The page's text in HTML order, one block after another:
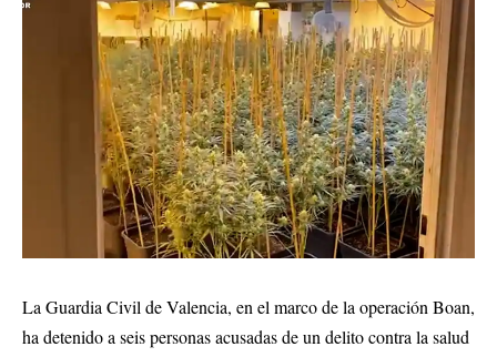
La Guardia Civil de Valencia, en el marco de la operación Boan,
ha detenido a seis personas acusadas de un delito contra la salud